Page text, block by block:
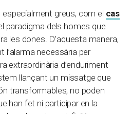
greus, com el cas
paradigma dels homes que
les dones. D’aquesta manera,
necessària per
extraordinària d’enduriment
llançant un missatge que
transformables, no poden
han fet ni participar en la